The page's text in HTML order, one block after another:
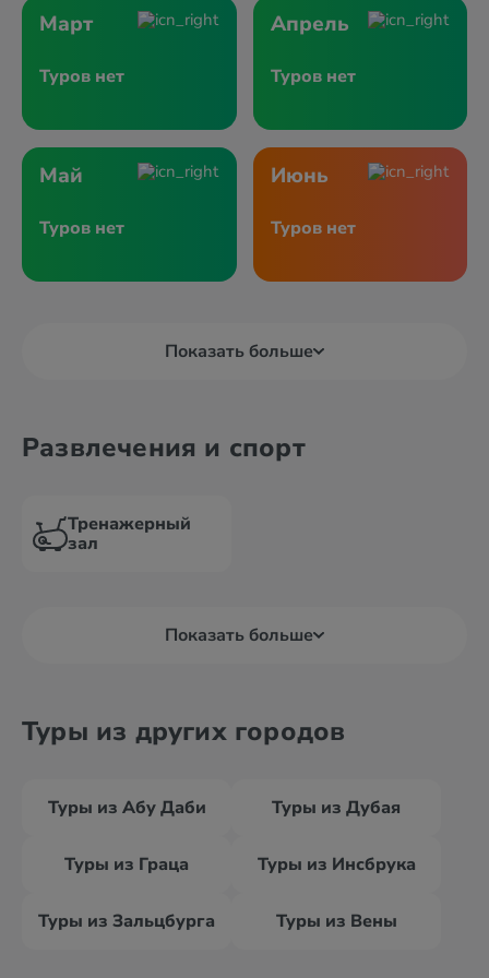
Март
Туров нет
Апрель
Туров нет
Май
Туров нет
Июнь
Туров нет
Показать больше
Развлечения и спорт
Тренажерный
зал
Показать больше
Туры из других городов
Туры из Абу Даби Туры из Дубая
Туры из Граца Туры из Инсбрука
Туры из Зальцбурга Туры из Вены